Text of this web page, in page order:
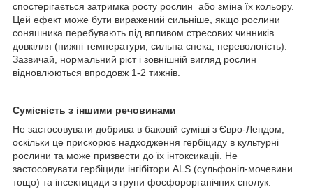
спостерігається затримка росту рослин або зміна їх кольору.
Цей ефект може бути виражений сильніше, якщо рослини
соняшника перебувають під впливом стресових чинників
довкілля (нижні температури, сильна спека, перевологість).
Зазвичай, нормальний ріст і зовнішній вигляд рослин
відновлюються впродовж 1-2 тижнів.
Сумісність з іншими речовинами
Не застосовувати добрива в баковій суміші з Євро-Лендом,
оскільки це прискорює надходження гербіциду в культурні
рослини та може призвести до їх інтоксикації. Не
застосовувати гербіциди інгібітори ALS (сульфоніл-мочевини
тощо) та інсектициди з групи фосфорорганічних сполук.